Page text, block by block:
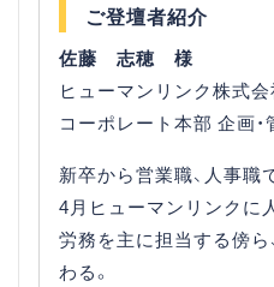
ご登壇者紹介
佐藤 志穂 様
ヒューマンリンク株式
コーポレート本部 企画・
新卒から営業職、人事職
4月ヒューマンリンクに
労務を主に担当する傍
わる。